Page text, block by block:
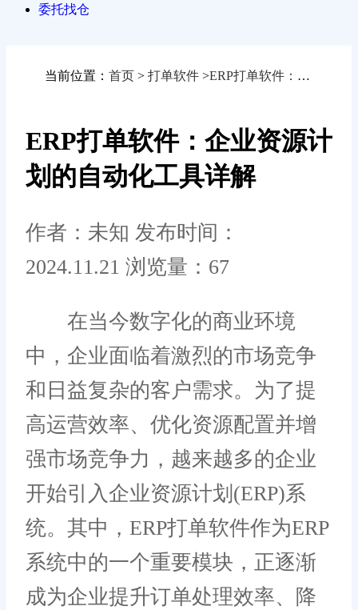
委托找仓
当前位置： 首页 > 打单软件 >ERP打单软件：企业资源计划的自动化工具详解
ERP打单软件：企业资源计
划的自动化工具详解
作者：未知 发布时间：
2024.11.21 浏览量：67
在当今数字化的商业环境
中，企业面临着激烈的市场竞争
和日益复杂的客户需求。为了提
高运营效率、优化资源配置并增
强市场竞争力，越来越多的企业
开始引入企业资源计划(ERP)系
统。其中，ERP打单软件作为ERP
系统中的一个重要模块，正逐渐
成为企业提升订单处理效率、降